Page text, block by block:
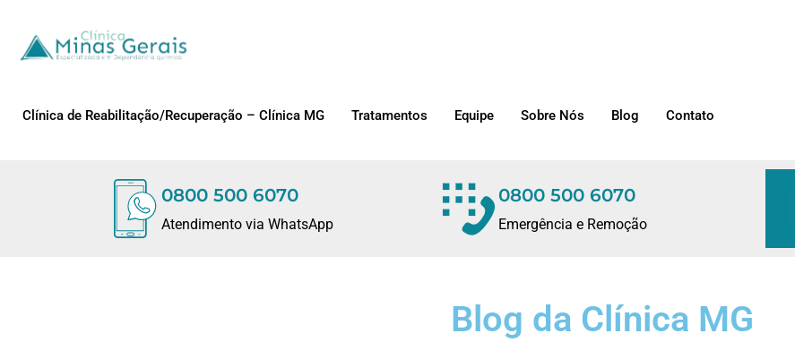
Clínica de Reabilitação/Recuperação – Clínica MG Tratamentos Equipe Sobre Nós Blog Contato
0800 500 6070
Atendimento via WhatsApp
0800 500 6070
Emergência e Remoção
Blog da Clínica MG